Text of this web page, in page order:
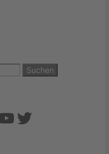
Twitter